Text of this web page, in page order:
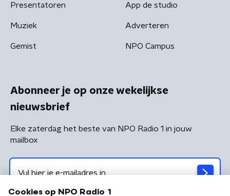
Presentatoren
Muziek
Gemist
App de studio
Adverteren
NPO Campus
Abonneer je op onze wekelijkse
nieuwsbrief
Elke zaterdag het beste van NPO Radio 1 in jouw
mailbox